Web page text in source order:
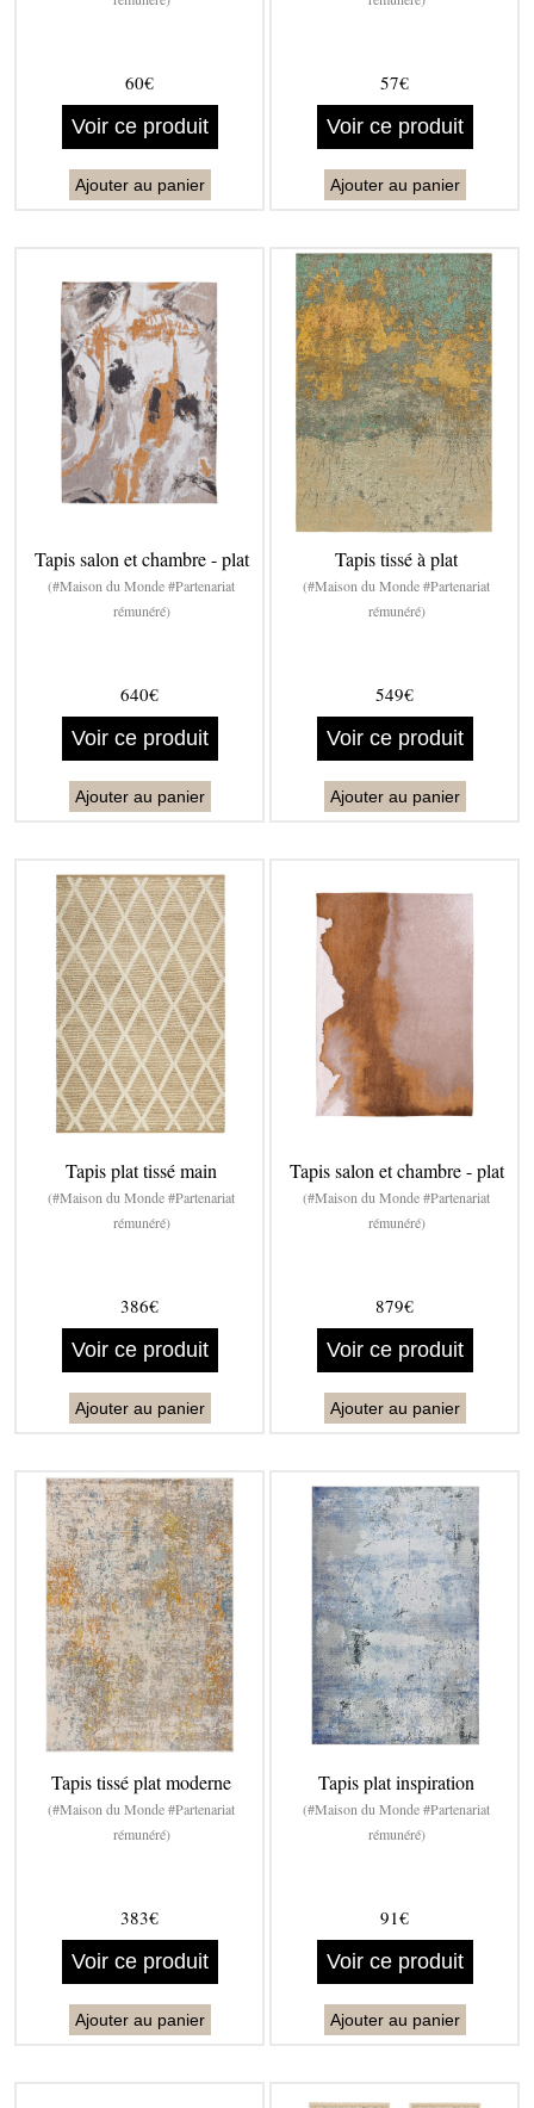
60€
Voir ce produit
Ajouter au panier
57€
Voir ce produit
Ajouter au panier
Tapis salon et chambre - plat
(#Maison du Monde #Partenariat
rémunéré)
640€
Voir ce produit
Ajouter au panier
Tapis tissé à plat
(#Maison du Monde #Partenariat
rémunéré)
549€
Voir ce produit
Ajouter au panier
Tapis plat tissé main
(#Maison du Monde #Partenariat
rémunéré)
386€
Voir ce produit
Ajouter au panier
Tapis salon et chambre - plat
(#Maison du Monde #Partenariat
rémunéré)
879€
Voir ce produit
Ajouter au panier
Tapis tissé plat moderne
(#Maison du Monde #Partenariat
rémunéré)
383€
Voir ce produit
Ajouter au panier
Tapis plat inspiration
(#Maison du Monde #Partenariat
rémunéré)
91€
Voir ce produit
Ajouter au panier